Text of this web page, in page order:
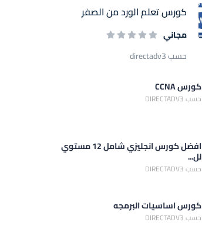
كورس تعلم الورد من الصفر
مجاني
حسب directadv3
كورس CCNA
حسب DIRECTADV3
افضل كورس انجليزي شامل 12 مستوي
لل...
حسب DIRECTADV3
كورس اساسيات البرمجه
حسب DIRECTADV3